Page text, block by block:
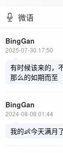
微语
BingGan
2025-07-30 17:50
有时候该来的，
那么的如期而至
BingGan
2024-08-08 01:44
我的👶今天满月